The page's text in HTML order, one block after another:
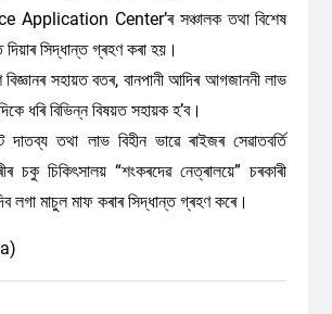
Application Center’ৰ সঞ্চালক তথা বিশেষ
দিয়াৰ সিদ্ধান্ত গ্ৰহণ কৰা হয়।
বিজ্ঞানৰ সহায়ত বতৰ, বানপানী আদিৰ আগজাননী লাভ
ধৰি বিভিন্ন বিষয়ত সহায়ক হ’ব।
দাতব্য তথা লাভ বিহীন ভাৱে ৰাইজৰ সেৱাতবৰ্তি
চকু চিকিৎসালয় “শংকৰদেৱ নেত্ৰালয়ে” চৰকাৰী
লগা মাচুল মাফ কৰাৰ সিদ্ধান্ত গ্ৰহণ কৰে।